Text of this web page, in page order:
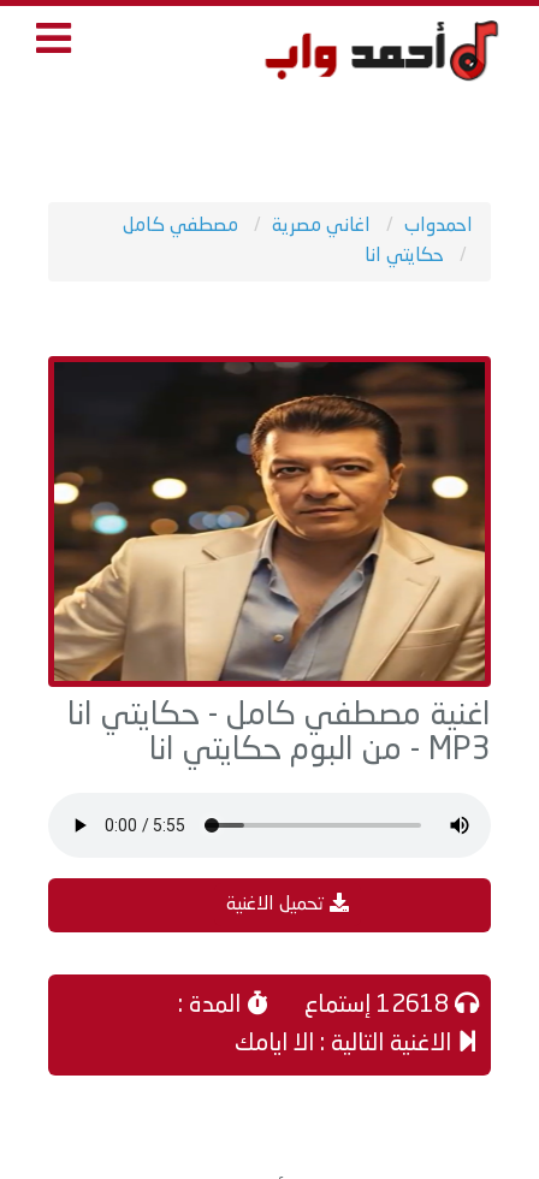
احمدواب اغاني مصرية
مصطفي كامل
حكايتي انا
اغنية مصطفي كامل - حكايتي انا
MP3 - من البوم حكايتي انا
تحميل الاغنية
المدة :
الاغنية التالية : الا ايامك